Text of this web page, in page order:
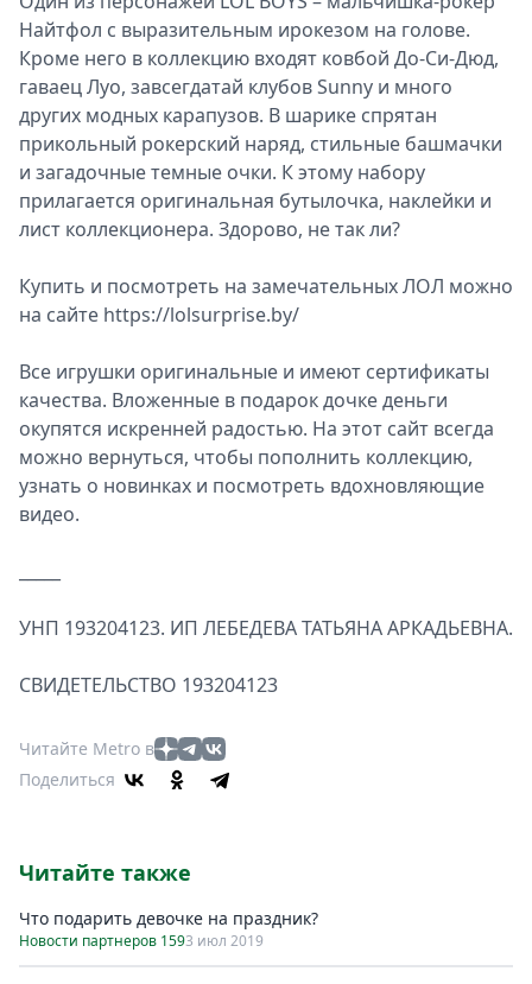
Найтфол с выразительным ирокезом на голове.
Кроме него в коллекцию входят ковбой До-Си-Дюд,
гаваец Луо, завсегдатай клубов Sunny и много
других модных карапузов. В шарике спрятан
прикольный рокерский наряд, стильные башмачки
и загадочные темные очки. К этому набору
прилагается оригинальная бутылочка, наклейки и
лист коллекционера. Здорово, не так ли?
Купить и посмотреть на замечательных ЛОЛ можно
на сайте https://lolsurprise.by/
Все игрушки оригинальные и имеют сертификаты
качества. Вложенные в подарок дочке деньги
окупятся искренней радостью. На этот сайт всегда
можно вернуться, чтобы пополнить коллекцию,
узнать о новинках и посмотреть вдохновляющие
видео.
УНП 193204123. ИП ЛЕБЕДЕВА ТАТЬЯНА АРКАДЬЕВНА.
СВИДЕТЕЛЬСТВО 193204123
Читайте Metro в
Поделиться
Читайте также
Что подарить девочке на праздник?
Новости партнеров 1593 июл 2019